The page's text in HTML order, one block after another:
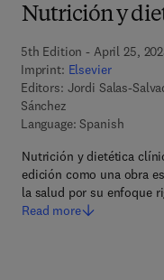
Nutrición y
5th Edition - April 25,
Imprint: Elsevier
Editors: Jordi Salas-
Sánchez
Language: Spanish
Nutrición y dietética
edición como una obra
la salud por su enfoque
Read more